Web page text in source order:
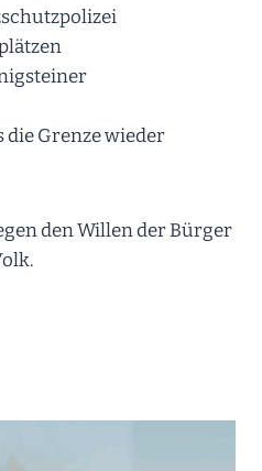
Grenze wieder
den Willen der Bürger